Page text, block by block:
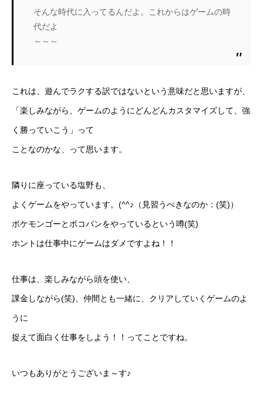
そんな時代に入ってるんだよ。これからはゲームの時
代だよ
～～～
これは、遊んでラクする訳ではないという意味だと思いますが、
「楽しみながら、ゲームのようにどんどんカスタマイズして、強
く勝っていこう」って
ことなのかな、って思います。
隣りに座っている塩野も、
よくゲームをやっています。(^^♪（見習うべきなのか：(笑)）
ポケモンゴーとポコパンをやっているという噂(笑)
ホントは仕事中にゲームはダメですよね！！
仕事は、楽しみながら頭を使い、
課金しながら(笑)、仲間とも一緒に、クリアしていくゲームのよ
うに
捉えて面白く仕事をしよう！！ってことですね。
いつもありがとうございま～す♪